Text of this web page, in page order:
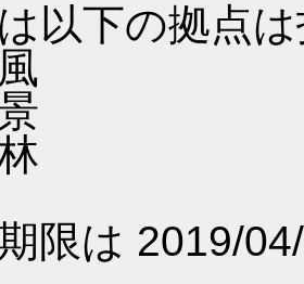
以下の拠点
限は 2019/